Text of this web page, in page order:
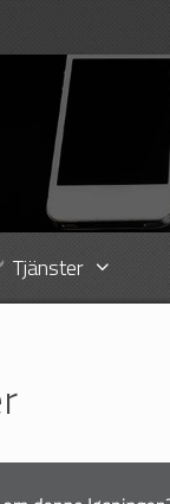
Tjänster